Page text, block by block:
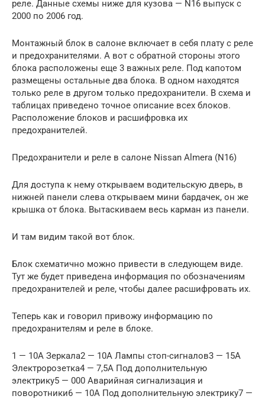
реле. Данные схемы ниже для кузова — N16 выпуск с
2000 по 2006 год.
Монтажный блок в салоне включает в себя плату с реле
и предохранителями. А вот с обратной стороны этого
блока расположены еще 3 важных реле. Под капотом
размещены остальные два блока. В одном находятся
только реле в другом только предохранители. В схема и
таблицах приведено точное описание всех блоков.
Расположение блоков и расшифровка их
предохранителей.
Предохранители и реле в салоне Nissan Almera (N16)
Для доступа к нему открываем водительскую дверь, в
нижней панели слева открываем мини бардачек, он же
крышка от блока. Вытаскиваем весь карман из панели.
И там видим такой вот блок.
Блок схематично можно привести в следующем виде.
Тут же будет приведена информация по обозначениям
предохранителей и реле, чтобы далее расшифровать их.
Теперь как и говорил привожу информацию по
предохранителям и реле в блоке.
1 — 10А Зеркала2 — 10А Лампы стоп-сигналов3 — 15А
Электророзетка4 — 7,5А Под дополнительную
электрику5 — 000 Аварийная сигнализация и
поворотники6 — 10А Под дополнительную электрику7 —